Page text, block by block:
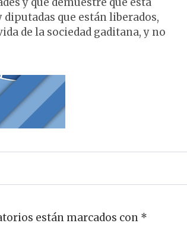
que están liberados,
de la sociedad gaditana, y no
están marcados con *